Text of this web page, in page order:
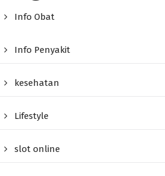
Info Obat
Info Penyakit
kesehatan
Lifestyle
slot online